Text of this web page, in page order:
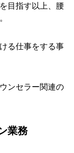
目指す以上、腰
る仕事をする事
ンセラー関連の
業務